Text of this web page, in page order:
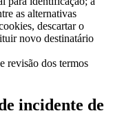
as alternativas
descartar o
novo destinatário
revisão dos termos
incidente de